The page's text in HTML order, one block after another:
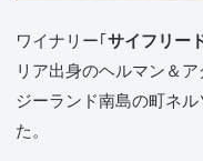
ワイナリー｢ サイフリー
リア出身のヘルマン＆
ジーランド南島の町ネ
た。